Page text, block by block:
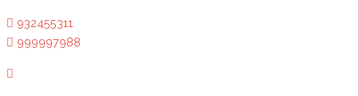
932455311
999997988